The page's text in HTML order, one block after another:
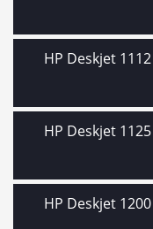
HP Deskjet 1112
HP Deskjet 1125
HP Deskjet 1200